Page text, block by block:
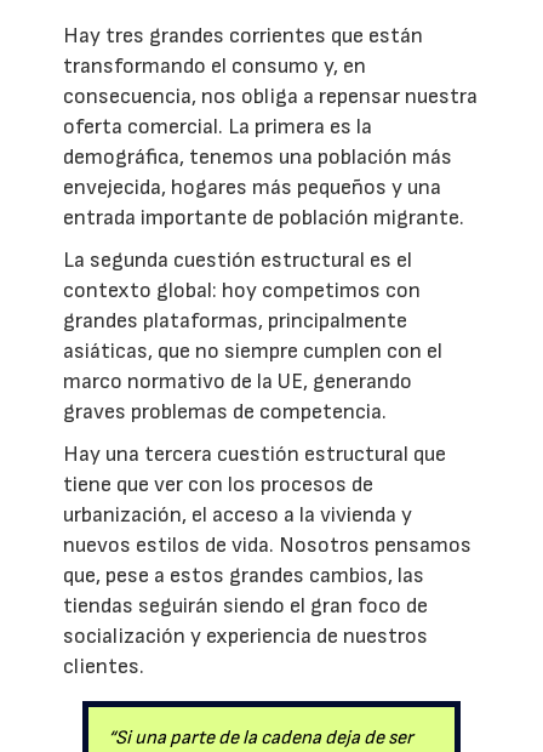
Hay tres grandes corrientes que están
transformando el consumo y, en
consecuencia, nos obliga a repensar nuestra
oferta comercial. La primera es la
demográfica, tenemos una población más
envejecida, hogares más pequeños y una
entrada importante de población migrante.
La segunda cuestión estructural es el
contexto global: hoy competimos con
grandes plataformas, principalmente
asiáticas, que no siempre cumplen con el
marco normativo de la UE, generando
graves problemas de competencia.
Hay una tercera cuestión estructural que
tiene que ver con los procesos de
urbanización, el acceso a la vivienda y
nuevos estilos de vida. Nosotros pensamos
que, pese a estos grandes cambios, las
tiendas seguirán siendo el gran foco de
socialización y experiencia de nuestros
clientes.
“Si una parte de la cadena deja de ser